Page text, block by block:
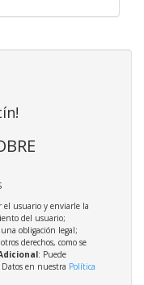
el usuario y enviarle la
del usuario;
obligación legal;
derechos, como se
: Puede
en nuestra Política